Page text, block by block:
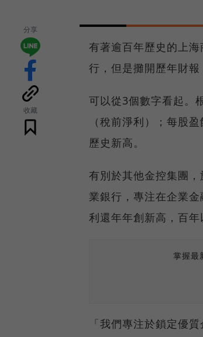
分享
收藏
有著逾百年歷史的上
行，但是攤開歷年財報
可以從3個數字看起。
（稅前淨利）；每股
歷史新高。
有別於其他金控集團
業銀行，專注在企業
利還年年創新高，百
掌握最
「我們專注於鎖定優